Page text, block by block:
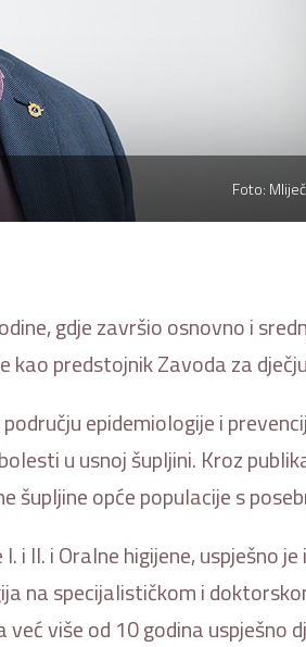
Foto:
gdje završio osnovno i
predstojnik Zavoda za
epidemiologije i
u usnoj šupljini. Kroz
opće populacije s
i II. i Oralne higijene,
na specijalističkom i
već više od 10 godina